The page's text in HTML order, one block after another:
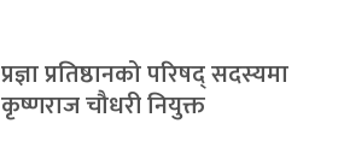
प्रज्ञा प्रतिष्ठानको परिषद् सदस्यमा
कृष्णराज चौधरी नियुक्त